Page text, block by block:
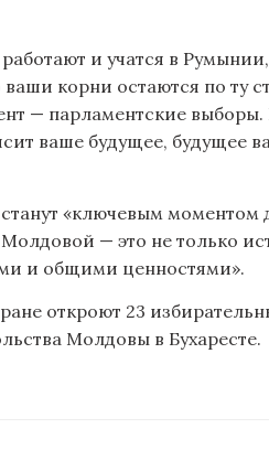
и учатся в
корни остаются по ту
— парламентские выборы.
ваше будущее, будущее
«ключевым моментом
— это не только
и общими ценностями».
откроют 23
Молдовы в Бухаресте.